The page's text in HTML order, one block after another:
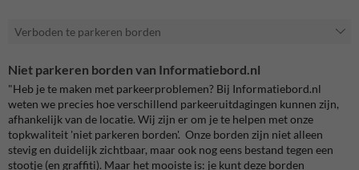
Verboden te parkeren borden
Niet parkeren borden van Informatiebord.nl
"Heb je te maken met parkeerproblemen? Bij Informatiebord.nl
weten we precies hoe verschillend parkeeruitdagingen kunnen zijn,
afhankelijk van de locatie. Wij zijn er om je te helpen met onze
topkwaliteit 'niet parkeren borden'. Onze borden zijn niet alleen
stevig en duidelijk zichtbaar, maar ook nog eens bestand tegen een
stootje (en graffiti). Maar het mooiste is: je kunt deze borden